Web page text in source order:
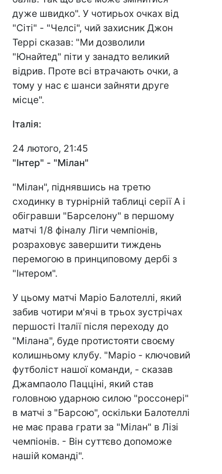
дуже швидко". У чотирьох очках від
"Сіті" - "Челсі", чий захисник Джон
Террі сказав: "Ми дозволили
"Юнайтед" піти у занадто великий
відрив. Проте всі втрачають очки, а
тому у нас є шанси зайняти друге
місце".
Італія:
24 лютого, 21:45
"Інтер" - "Мілан"
"Мілан", піднявшись на третю
сходинку в турнірній таблиці серії А і
обігравши "Барселону" в першому
матчі 1/8 фіналу Ліги чемпіонів,
розраховує завершити тиждень
перемогою в принциповому дербі з
"Інтером".
У цьому матчі Маріо Балотеллі, який
забив чотири м'ячі в трьох зустрічах
першості Італії після переходу до
"Мілана", буде протистояти своєму
колишньому клубу. "Маріо - ключовий
футболіст нашої команди, - сказав
Джампаоло Пацціні, який став
головною ударною силою "россонері"
в матчі з "Барсою", оскільки Балотеллі
не має права грати за "Мілан" в Лізі
чемпіонів. - Він суттєво допоможе
нашій команді".